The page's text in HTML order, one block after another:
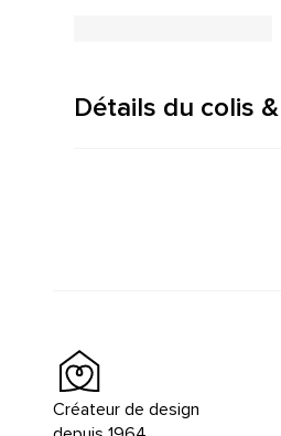
Détails du colis
Créateur de design